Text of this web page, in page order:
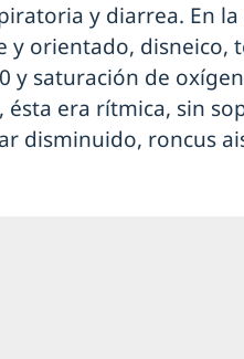
y diarrea. En
y orientado, disneico,
y saturación de
ésta era rítmica, sin
disminuido, roncus